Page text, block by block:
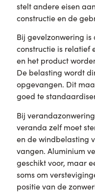
stelt andere eisen
constructie en de
Bij gevelzonwering
constructie is relatief
en het product
De belasting wordt
opgevangen. Dit
goed te
Bij
veranda zelf moet
en de windbelasting
vangen. Aluminium
geschikt voor, maar
soms om
positie van de